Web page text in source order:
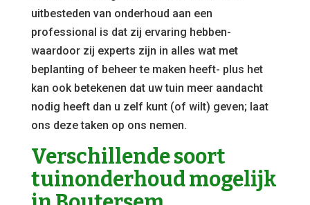
uitbesteden van onderhoud aan een
professional is dat zij ervaring hebben-
waardoor zij experts zijn in alles wat met
beplanting of beheer te maken heeft- plus het
kan ook betekenen dat uw tuin meer aandacht
nodig heeft dan u zelf kunt (of wilt) geven; laat
ons deze taken op ons nemen.
Verschillende soort
tuinonderhoud mogelijk